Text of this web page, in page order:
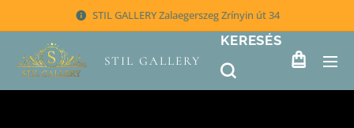
STIL GALLERY Zalaegerszeg Zrínyin út 34
STIL GALLERY
KERESÉS